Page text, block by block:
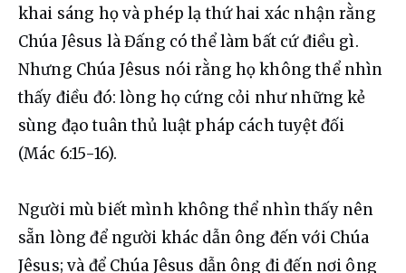
khai sáng họ và phép lạ thứ hai xác nhận rằng
Chúa Jêsus là Đấng có thể làm bất cứ điều gì.
Nhưng Chúa Jêsus nói rằng họ không thể nhìn
thấy điều đó: lòng họ cứng cỏi như những kẻ
sùng đạo tuân thủ luật pháp cách tuyệt đối
(Mác 6:15-16).
Người mù biết mình không thể nhìn thấy nên
sẵn lòng để người khác dẫn ông đến với Chúa
Jêsus; và để Chúa Jêsus dẫn ông đi đến nơi ông